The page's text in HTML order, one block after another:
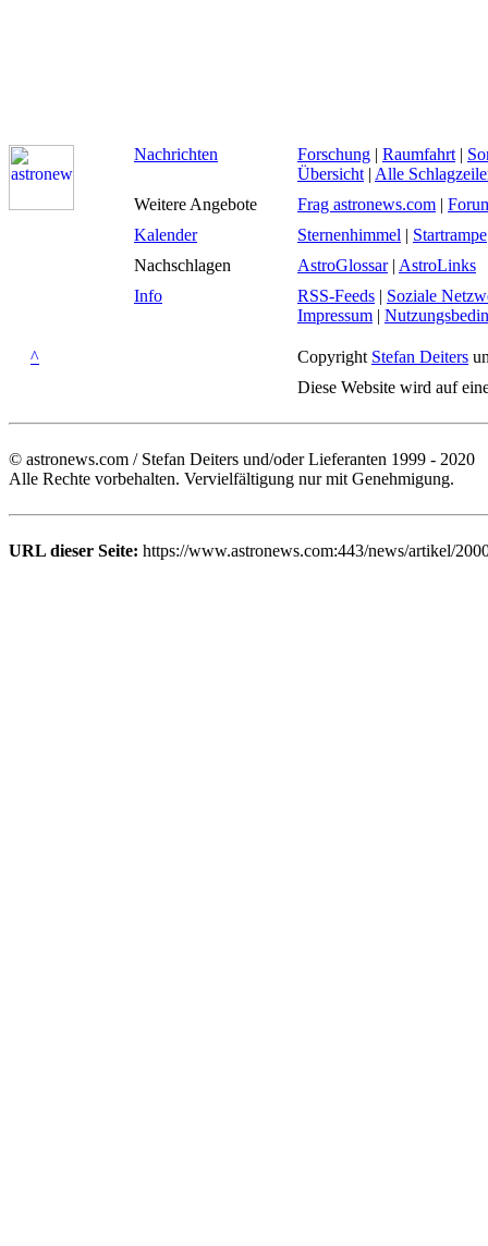
Nachrichten Forschung | Raumfahrt |
Übersicht | Alle
Weitere Angebote
Frag astronews.com |
Kalender
Sternenhimmel | Startrampe
Nachschlagen
AstroGlossar| AstroLinks
Info
RSS-Feeds | Soziale
Impressum |
^ Copyright Stefan Deiters
Diese Website wird auf
© astronews.com / Stefan Deiters und/oder Lieferanten 1999 - 2020
Alle Rechte vorbehalten. Vervielfältigung nur mit Genehmigung.
URL dieser Seite: https://www.astronews.com:443/news/artikel/